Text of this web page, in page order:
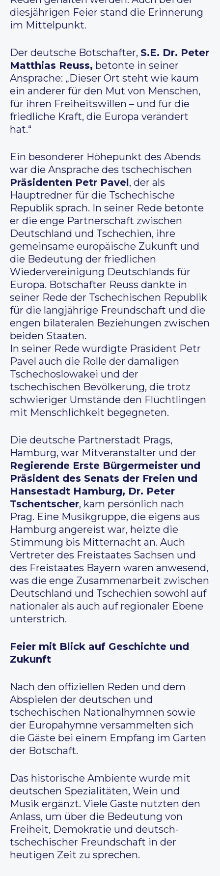
diesjährigen Feier stand die Erinnerung
im Mittelpunkt.
Der deutsche Botschafter, S.E. Dr. Peter
Matthias Reuss, betonte in seiner
Ansprache: „Dieser Ort steht wie kaum
ein anderer für den Mut von Menschen,
für ihren Freiheitswillen – und für die
friedliche Kraft, die Europa verändert
hat.“
Ein besonderer Höhepunkt des Abends
war die Ansprache des tschechischen
Präsidenten Petr Pavel, der als
Hauptredner für die Tschechische
Republik sprach. In seiner Rede betonte
er die enge Partnerschaft zwischen
Deutschland und Tschechien, ihre
gemeinsame europäische Zukunft und
die Bedeutung der friedlichen
Wiedervereinigung Deutschlands für
Europa. Botschafter Reuss dankte in
seiner Rede der Tschechischen Republik
für die langjährige Freundschaft und die
engen bilateralen Beziehungen zwischen
beiden Staaten.
In seiner Rede würdigte Präsident Petr
Pavel auch die Rolle der damaligen
Tschechoslowakei und der
tschechischen Bevölkerung, die trotz
schwieriger Umstände den Flüchtlingen
mit Menschlichkeit begegneten.
Die deutsche Partnerstadt Prags,
Hamburg, war Mitveranstalter und der
Regierende Erste Bürgermeister und
Präsident des Senats der Freien und
Hansestadt Hamburg, Dr. Peter
Tschentscher, kam persönlich nach
Prag. Eine Musikgruppe, die eigens aus
Hamburg angereist war, heizte die
Stimmung bis Mitternacht an. Auch
Vertreter des Freistaates Sachsen und
des Freistaates Bayern waren anwesend,
was die enge Zusammenarbeit zwischen
Deutschland und Tschechien sowohl auf
nationaler als auch auf regionaler Ebene
unterstrich.
Feier mit Blick auf Geschichte und
Zukunft
Nach den offiziellen Reden und dem
Abspielen der deutschen und
tschechischen Nationalhymnen sowie
der Europahymne versammelten sich
die Gäste bei einem Empfang im Garten
der Botschaft.
Das historische Ambiente wurde mit
deutschen Spezialitäten, Wein und
Musik ergänzt. Viele Gäste nutzten den
Anlass, um über die Bedeutung von
Freiheit, Demokratie und deutsch-
tschechischer Freundschaft in der
heutigen Zeit zu sprechen.